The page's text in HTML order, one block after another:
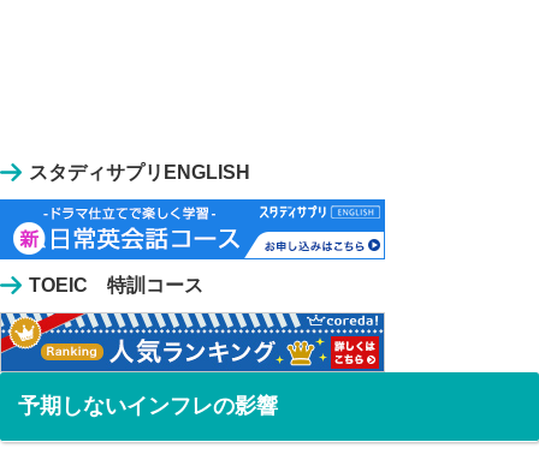
スタディサプリENGLISH
TOEIC 特訓コース
予期しないインフレの影響